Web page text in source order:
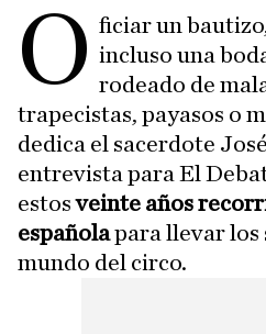
O ficiar un
incluso una
rodeado de
trapecistas, payasos o
dedica el sacerdote
entrevista para El
estosveinte años
españolapara llevar los
mundo del circo.